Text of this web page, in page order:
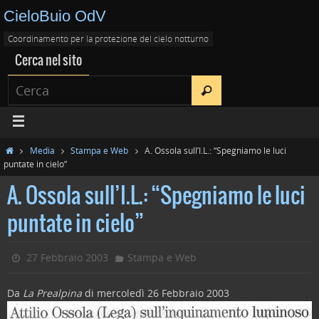
CieloBuio OdV
Coordinamento per la protezione del cielo notturno
Cerca nel sito
Media Stampa e Web
A. Ossola sull’I.L.: “Spegniamo le luci
puntate in cielo”
A. Ossola sull’I.L.: “Spegniamo le luci
puntate in cielo”
27 Febbraio 2003 Stampa e Web
Da La Prealpina di mercoledì 26 Febbraio 2003